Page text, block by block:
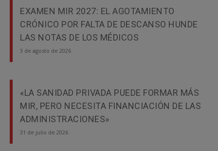
EXAMEN MIR 2027: EL AGOTAMIENTO
CRÓNICO POR FALTA DE DESCANSO HUNDE
LAS NOTAS DE LOS MÉDICOS
3 de agosto de 2026
«LA SANIDAD PRIVADA PUEDE FORMAR MÁS
MIR, PERO NECESITA FINANCIACIÓN DE LAS
ADMINISTRACIONES»
31 de julio de 2026